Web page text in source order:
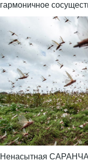
гармоничное
Ненасытная САРАНЧА